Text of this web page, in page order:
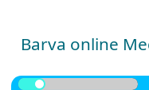
Barva online